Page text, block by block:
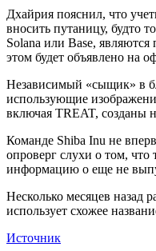
Дхайрия пояснил, что
вносить путаницу, будто
Solana или Base,
этом будет объявлено на
Независимый «сыщик» в
использующие
включая TREAT, созданы
Команде Shiba Inu не
опроверг слухи о том,
информацию о еще не
Несколько месяцев назад
использует схожее
Источник